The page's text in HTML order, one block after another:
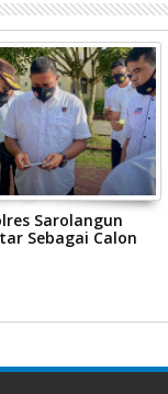
Sarolangun
Sebagai Calon